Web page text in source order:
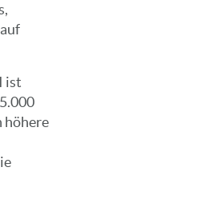
ist
höhere